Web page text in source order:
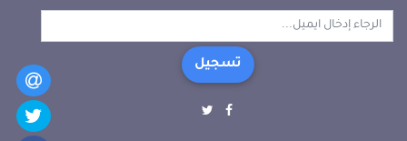
تسجيل